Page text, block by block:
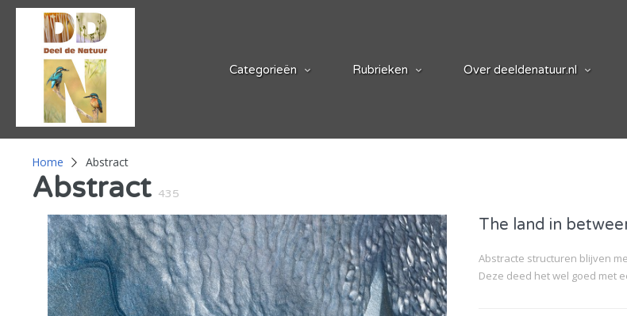
Categorieën Rubrieken Over deeldenatuur.nl
Home Abstract
Abstract 435
The land in
Abstracte structuren blijven
Deze deed het wel goed met